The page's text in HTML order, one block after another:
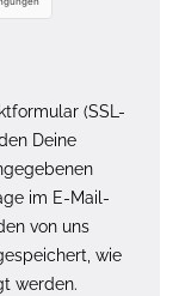
(SSL-
Deine
im E-Mail-
von uns
wie
werden.